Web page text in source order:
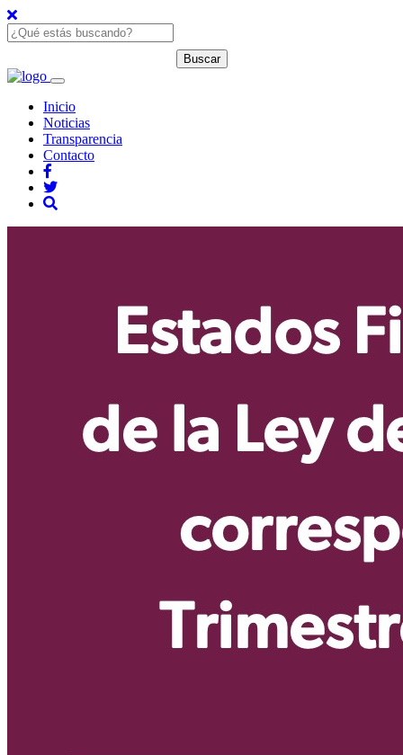
Inicio
Noticias
Transparencia
Contacto